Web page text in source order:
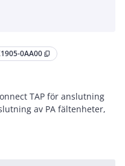
0AA00 content_copy
TAP för anslutning
av PA fältenheter,